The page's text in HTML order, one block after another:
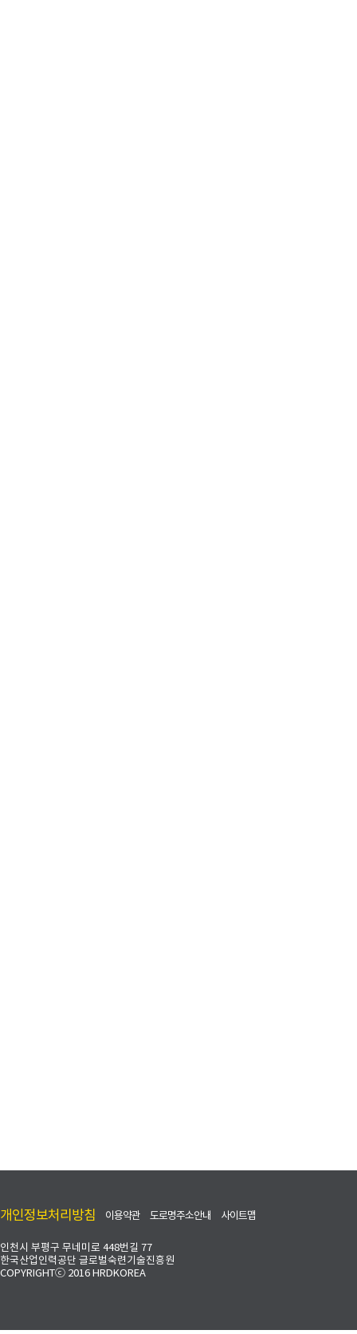
개인정보처리방침 이용약관 도로명주소안내 사이트맵
인천시 부평구 무네미로 448번길 77
한국산업인력공단 글로벌숙련기술진흥원
COPYRIGHTⓒ 2016 HRDKOREA